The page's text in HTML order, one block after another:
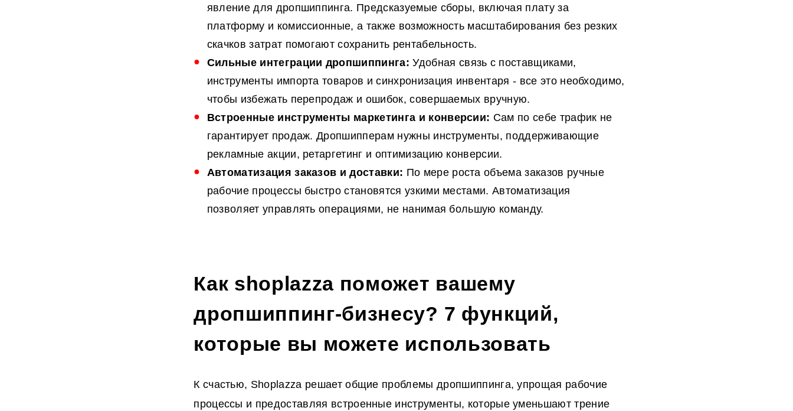
явление для дропшиппинга. Предсказуемые сборы, включая плату за
платформу и комиссионные, а также возможность масштабирования без резких
скачков затрат помогают сохранить рентабельность.
Сильные интеграции дропшиппинга:Удобная связь с поставщиками,
инструменты импорта товаров и синхронизация инвентаря - все это необходимо,
чтобы избежать перепродаж и ошибок, совершаемых вручную.
Встроенные инструменты маркетинга и конверсии: Сам по себе трафик не
гарантирует продаж. Дропшипперам нужны инструменты, поддерживающие
рекламные акции, ретаргетинг и оптимизацию конверсии.
Автоматизация заказов и доставки: По мере роста объема заказов ручные
рабочие процессы быстро становятся узкими местами. Автоматизация
позволяет управлять операциями, не нанимая большую команду.
Как shoplazza поможет вашему
дропшиппинг-бизнесу? 7 функций,
которые вы можете использовать
К счастью, Shoplazza решает общие проблемы дропшиппинга, упрощая рабочие
процессы и предоставляя встроенные инструменты, которые уменьшают трение